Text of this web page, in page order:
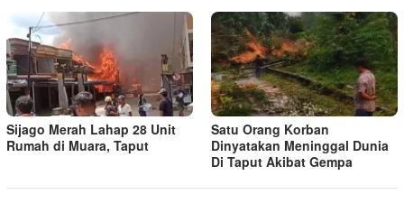
Sijago Merah Lahap 28 Unit
Rumah di Muara, Taput
Satu Orang Korban
Dinyatakan Meninggal Dunia
Di Taput Akibat Gempa